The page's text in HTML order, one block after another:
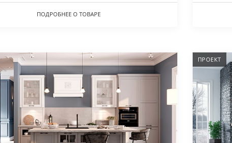
ПОДРОБНЕЕ О ТОВАРЕ
ПРОЕКТ